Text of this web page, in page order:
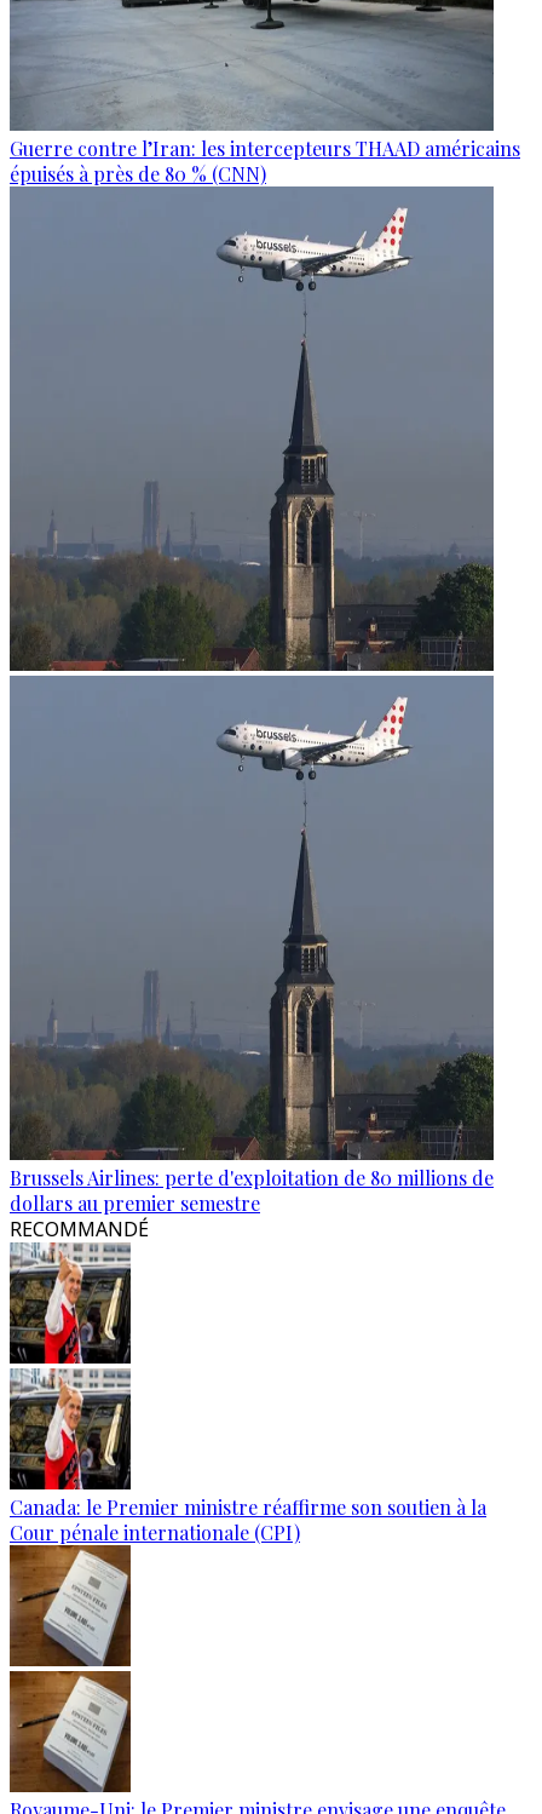
Guerre contre l’Iran: les intercepteurs THAAD américains
épuisés à près de 80 % (CNN)
Brussels Airlines: perte d'exploitation de 80 millions de
dollars au premier semestre
RECOMMANDÉ
Canada: le Premier ministre réaffirme son soutien à la
Cour pénale internationale (CPI)